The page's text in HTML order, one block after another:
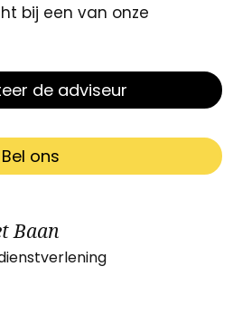
bij een van onze
de adviseur
Bel ons
Baan